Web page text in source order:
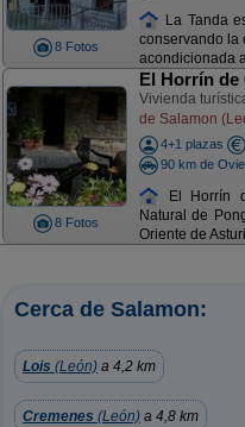
8 Fotos
La Tanda
conservando la
acondicionada
8 Fotos
El Horrín de
Vivienda
de Salamon
4+1 plazas
90 km de
El Horrín
Natural de
Oriente de
Cerca de Salamon:
Lois (León) a 4,2 km
Cremenes (León) a 4,8 km